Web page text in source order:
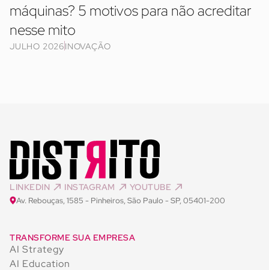
máquinas? 5 motivos para não acreditar
nesse mito
JULHO 2026INOVAÇÃO
LINKEDIN INSTAGRAM YOUTUBE
Av. Rebouças, 1585 - Pinheiros, São Paulo - SP, 05401-200
TRANSFORME SUA EMPRESA
AI Strategy
AI Education